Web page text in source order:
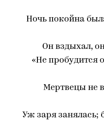
Ночь покойна
Он вздыхал,
«Не пробудится
Мертвецы не
Уж заря занялась;